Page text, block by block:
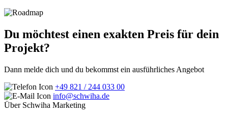
Du möchtest einen exakten Preis für dein
Projekt?
Dann melde dich und du bekommst ein ausführliches Angebot
+49 821 / 244 033 00
info@schwiha.de
Über Schwiha Marketing